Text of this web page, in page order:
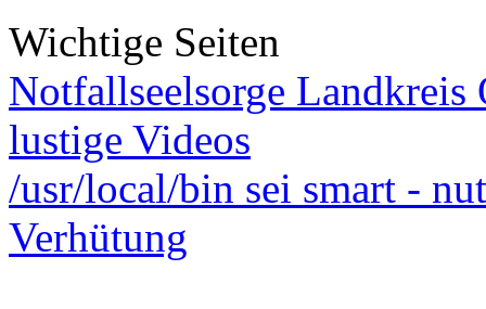
Wichtige Seiten
Notfallseelsorge Landkreis
lustige Videos
/usr/local/bin sei smart -
Verhütung